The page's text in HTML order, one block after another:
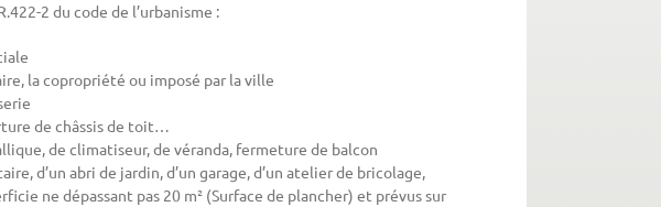
2 du code de l’urbanisme :
la copropriété ou imposé par la ville
de châssis de toit…
de climatiseur, de véranda, fermeture de balcon
d’un abri de jardin, d’un garage, d’un atelier de bricolage,
ne dépassant pas 20 m² (Surface de plancher) et prévus sur